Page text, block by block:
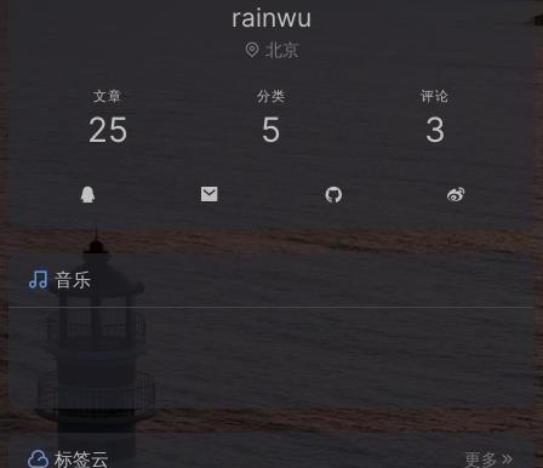
rainwu
北京
文章
25
分类
5
评论
3
音乐
标签云 更多